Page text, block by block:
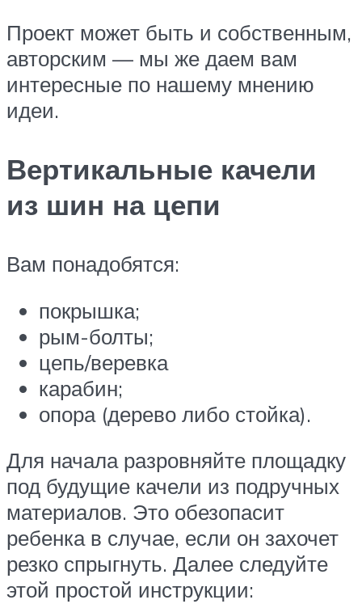
Проект может быть и собственным,
авторским — мы же даем вам
интересные по нашему мнению
идеи.
Вертикальные качели
из шин на цепи
Вам понадобятся:
покрышка;
рым-болты;
цепь/веревка
карабин;
опора (дерево либо стойка).
Для начала разровняйте площадку
под будущие качели из подручных
материалов. Это обезопасит
ребенка в случае, если он захочет
резко спрыгнуть. Далее следуйте
этой простой инструкции: